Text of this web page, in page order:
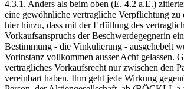
4.3.1. Anders als beim oben (E. 4.2 a.E.)
eine gewöhnliche vertragliche Verpflichtung
hier hinzu, dass mit der Erfüllung des
Vorkaufsanspruchs der Beschwerdegegnerin
Bestimmung - die Vinkulierung - ausgehebelt
Vorinstanz vollkommen ausser Acht gelassen.
vertragliches Vorkaufsrecht nur zwischen den
vereinbart haben. Ihm geht jede Wirkung